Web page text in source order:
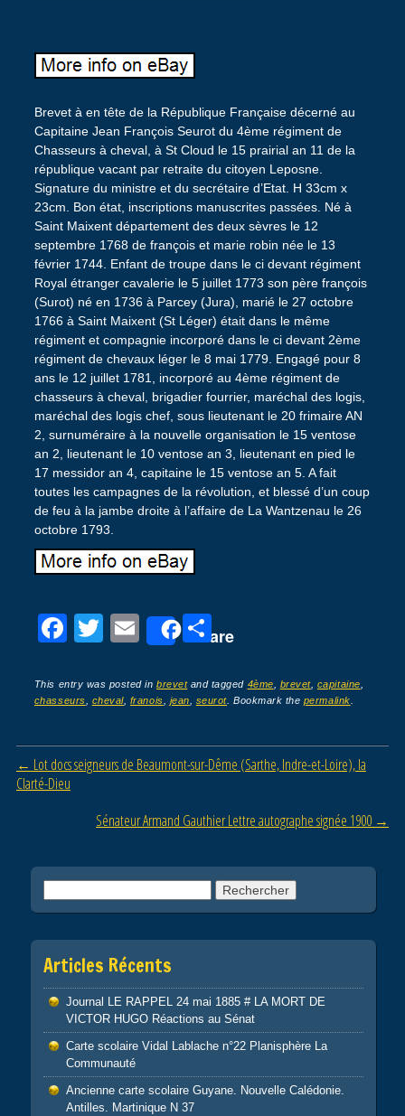
Brevet à en tête de la République Française décerné au
Capitaine Jean François Seurot du 4ème régiment de
Chasseurs à cheval, à St Cloud le 15 prairial an 11 de la
république vacant par retraite du citoyen Leposne.
Signature du ministre et du secrétaire d’Etat. H 33cm x
23cm. Bon état, inscriptions manuscrites passées. Né à
Saint Maixent département des deux sèvres le 12
septembre 1768 de françois et marie robin née le 13
février 1744. Enfant de troupe dans le ci devant régiment
Royal étranger cavalerie le 5 juillet 1773 son père françois
(Surot) né en 1736 à Parcey (Jura), marié le 27 octobre
1766 à Saint Maixent (St Léger) était dans le même
régiment et compagnie incorporé dans le ci devant 2ème
régiment de chevaux léger le 8 mai 1779. Engagé pour 8
ans le 12 juillet 1781, incorporé au 4ème régiment de
chasseurs à cheval, brigadier fourrier, maréchal des logis,
maréchal des logis chef, sous lieutenant le 20 frimaire AN
2, surnuméraire à la nouvelle organisation le 15 ventose
an 2, lieutenant le 10 ventose an 3, lieutenant en pied le
17 messidor an 4, capitaine le 15 ventose an 5. A fait
toutes les campagnes de la révolution, et blessé d’un coup
de feu à la jambe droite à l’affaire de La Wantzenau le 26
octobre 1793.
F
c
e
b
o
o
T
tt
er
E
ail
Share
P
ta
g
er
This entry was posted inbrevetand tagged 4ème brevet, capitaine
chasseurs
cheval, franois jean seurot . Bookmark the permalink
Post navigation
← Lot docs seigneurs de Beaumont-sur-Dême (Sarthe, Indre-et-Loire), la
Clarté-Dieu
Sénateur Armand Gauthier Lettre autographe signée 1900 →
Articles Récents
Journal LE RAPPEL 24 mai 1885 # LA MORT DE
VICTOR HUGO Réactions au Sénat
Carte scolaire Vidal Lablache n°22 Planisphère La
Communauté
Ancienne carte scolaire Guyane. Nouvelle Calédonie.
Antilles. Martinique N 37